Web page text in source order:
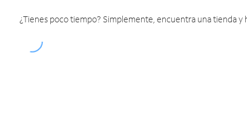
¿Tienes poco tiempo? Simplemente, encuentra una tienda